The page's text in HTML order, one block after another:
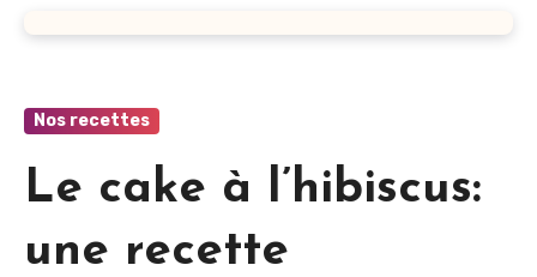
Nos recettes
Le cake à l’hibiscus:
une recette